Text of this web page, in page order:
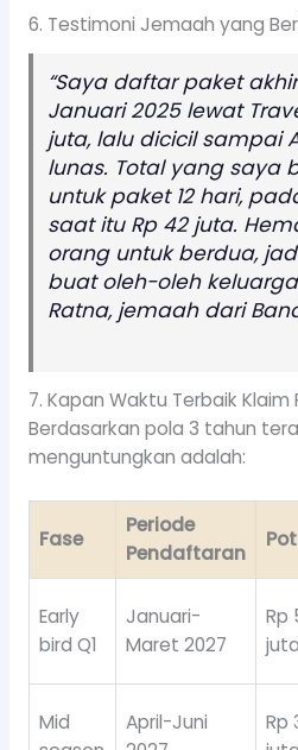
6. Testimoni Jemaah yang
“Saya daftar paket
Januari 2025 lewat
juta, lalu dicicil sampai
lunas. Total yang saya
untuk paket 12 hari,
saat itu Rp 42 juta.
orang untuk berdua,
buat oleh-oleh
Ratna, jemaah dari
7. Kapan Waktu Terbaik Klaim
Berdasarkan pola 3 tahun
menguntungkan adalah:
Fase
Periode
Pendaftaran
Early
bird Q1
Januari-
Maret 2027
Rp
juta
Mid
April-Juni
Rp